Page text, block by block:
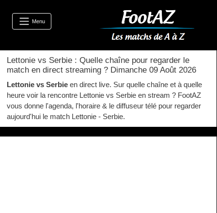
Lettonie vs Serbie : Quelle chaîne pour regarder le
match en direct streaming ? Dimanche 09 Août 2026
Lettonie vs Serbie en direct live. Sur quelle chaîne et à quelle
heure voir la rencontre Lettonie vs Serbie en stream ? FootAZ
vous donne l'agenda, l'horaire & le diffuseur télé pour regarder
aujourd'hui le match Lettonie - Serbie.
Menu